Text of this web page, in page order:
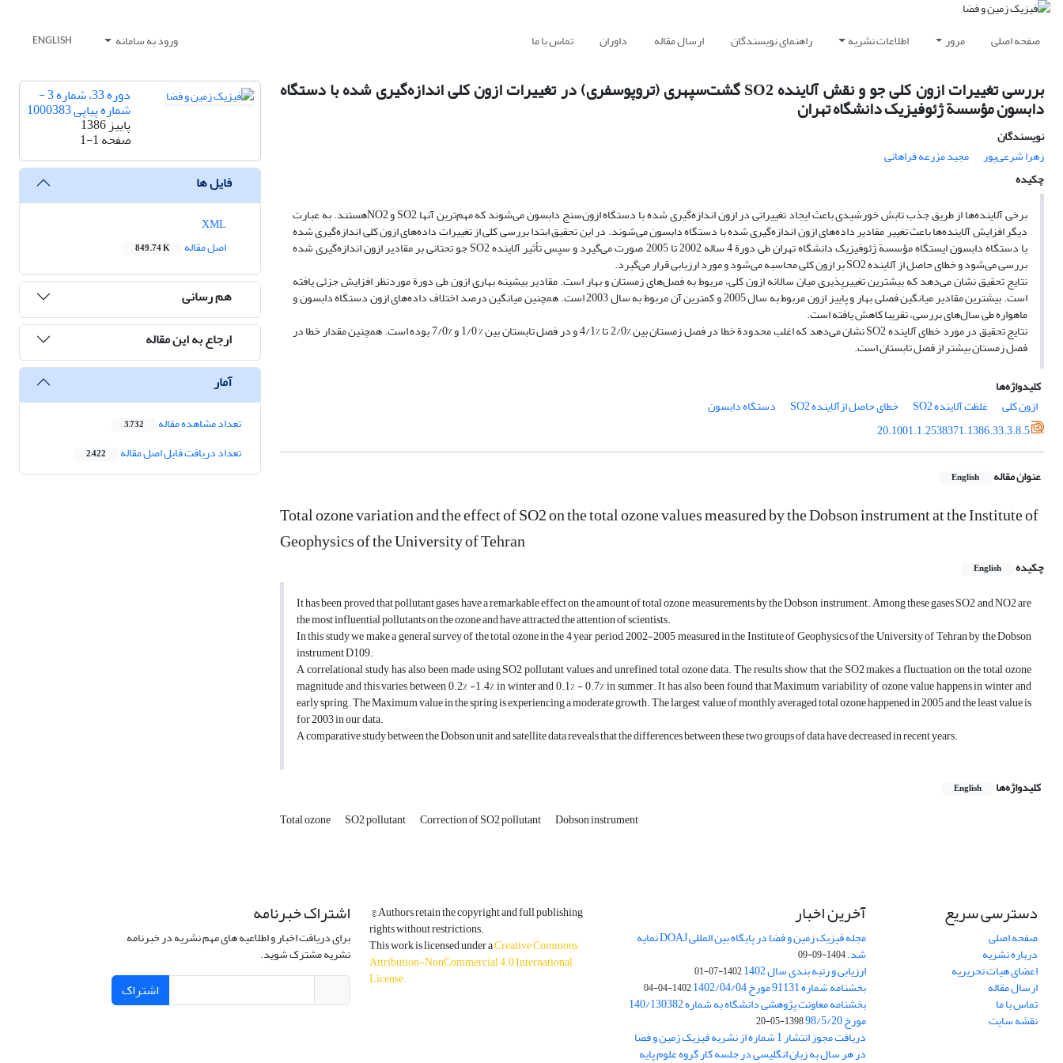
صفحه اصلی مرور اطلاعات نشریه راهنمای نویسندگان ارسال مقاله داوران تماس با ما ورود به سامانه ENGLISH
بررسی تغییرات ازون کلی جو و نقش آلاینده SO2 گشت‌سپهری (تروپوسفری) در تغییرات ازون کلی اندازه‌گیری شده با دستگاه
دابسون مؤسسة ژئوفیزیک دانشگاه تهران
نویسندگان
زهرا شرعی‌پور
مجید مزرعه فراهانی
چکیده
برخی آلاینده‌ها از طریق جذب تابش خورشیدی باعث ایجاد تغییراتی در ازون اندازه‌گیری شده با دستگاه ازون‌سنج دابسون می‌شوند که مهم‌ترین آنها SO2 و NO2هستند. به عبارت
دیگر افزایش آلاینده‌ها باعث تغییر مقادیر داده‌های ازون اندازه‌گیری شده با دستگاه دابسون می‌شوند. در این تحقیق ابتدا بررسی کلی از تغییرات داده‌های ازون کلی اندازه‌گیری شده
با دستگاه دابسون ایستگاه مؤسسة ژئوفیزیک دانشگاه تهران طی دورة 4 ساله 2002 تا 2005 صورت می‌گیرد و سپس تأثیر آلاینده SO2 جو تحتانی بر مقادیر ازون اندازه‌گیری شده
بررسی می‌شود و خطای حاصل از آلاینده SO2 بر ازون کلی محاسبه می‌شود و مورد ارزیابی قرار می‌گیرد.
نتایج تحقیق نشان می‌دهد که بیشترین تغییرپذیری میان سالانه ازون کلی، مربوط به فصل‌های زمستان و بهار است. مقادیر بیشینه بهاری ازون طی دورة موردنظر افزایش جزئی یافته
است. بیشترین مقادیر میانگین فصلی بهار و پاییز ازون مربوط به سال 2005 و کمترین آن مربوط به سال 2003 است. همچنین میانگین درصد اختلاف داده‌های ازون دستگاه دابسون و
ماهواره طی سال‌های بررسی، تقریبا کاهش یافته است.
نتایج تحقیق در مورد خطای آلاینده SO2 نشان می‌دهد که اغلب محدودة خطا در فصل زمستان بین %2/0 تا %4/1 و در فصل تابستان بین % 1/0 و %7/0 بوده است. همچنین مقدار خطا در
فصل زمستان بیشتر از فصل تابستان است.
کلیدواژه‌ها
ازون کلی
غلظت آلاینده SO2 خطای حاصل ازآلاینده SO2
دستگاه دابسون
20.1001.1.2538371.1386.33.3.8.5
عنوان مقاله English
Total ozone variation and the effect of SO2 on the total ozone values measured by the Dobson instrument at the Institute of
Geophysics of the University of Tehran
چکیده English
It has been proved that pollutant gases have a remarkable effect on the amount of total ozone measurements by the Dobson instrument. Among these gases SO2 and NO2 are
the most influential pollutants on the ozone and have attracted the attention of scientists.
In this study we make a general survey of the total ozone in the 4 year period, 2002-2005 measured in the Institute of Geophysics of the University of Tehran by the Dobson
instrument D109.
A correlational study has also been made using SO2 pollutant values and unrefined total ozone data. The results show that the SO2 makes a fluctuation on the total ozone
magnitude and this varies between 0.2% -1.4% in winter and 0.1% - 0.7% in summer. It has also been found that Maximum variability of ozone value happens in winter and
early spring. The Maximum value in the spring is experiencing a moderate growth. The largest value of monthly averaged total ozone happened in 2005 and the least value is
for 2003 in our data.
A comparative study between the Dobson unit and satellite data reveals that the differences between these two groups of data have decreased in recent years.
کلیدواژه‌ها English
Total ozone SO2 pollutant Correction of SO2 pollutant Dobson instrument
دوره 33، شماره 3 -
شماره پیاپی 1000383
پاییز 1386
صفحه1-1
فایل ها
اصل مقاله
849.74 K
هم رسانی
ارجاع به این مقاله
آمار
تعداد مشاهده مقاله 3,732
تعداد دریافت فایل اصل مقاله 2,422
دسترسی سریع
صفحه اصلی
درباره نشریه
اعضای هیات تحریریه
ارسال مقاله
تماس با ما
نقشه سایت
آخرین اخبار
مجله فیزیک زمین و فضا در پایگاه بین المللی DOAJ نمایه
شد.1404-09-09
ارزیابی و رتبه بندی سال 1402 1402-07-01
بخشنامه شماره 91131 مورخ 1402/04/04 1402-04-04
بخشنامه معاونت پژوهشی دانشگاه به شماره 140/130382
مورخ 98/5/20 1398-05-20
دریافت مجوز انتشار 1 شماره از نشریه فیزیک زمین و فضا
در هر سال به زبان انگلیسی در جلسه کار گروه علوم پایه
© Authors retain the copyright and full publishing
rights without restrictions.
This work is licensed under aCreative Commons
Attribution-NonCommercial 4.0 International
License.
اشتراک خبرنامه
برای دریافت اخبار و اطلاعیه های مهم نشریه در خبرنامه
نشریه مشترک شوید.
اشتراک